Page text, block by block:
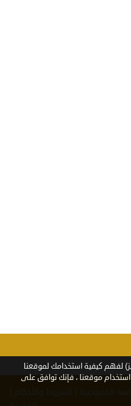
لفهم كيفية استخدامك لموقعنا
موقعنا ، فإنك توافق على